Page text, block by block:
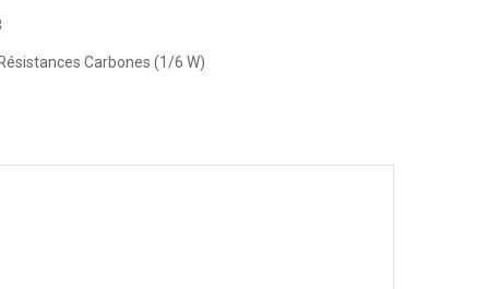
Résistances Carbones (1/6 W)